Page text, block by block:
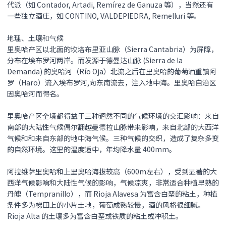
代派（如 Contador, Artadi, Remírez de Ganuza 等），当然还有
一些独立酒庄，如 CONTINO, VALDEPIEDRA, Remelluri 等。
地理、土壤和气候
里奥哈产区以北面的坎塔布里亚山脉（Sierra Cantabria）为屏障，
分布在埃布罗河两岸。而发源于德曼达山脉 (Sierra de la
Demanda) 的奥哈河（Río Oja）北流之后在里奥哈的葡萄酒重镇阿
罗（Haro）流入埃布罗河,向东南流去，注入地中海。里奥哈自治区
因奥哈河而得名。
里奥哈产区全境都得益于三种迥然不同的气候环境的交汇影响：来自
南部的大陆性气候偶尔翻越曼德拉山脉带来影响，来自北部的大西洋
气候和和来自东部的地中海气候。三种气候的交织，造成了复杂多变
的自然环境。这里的温度适中，年均降水量 400mm。
阿拉维萨里奥哈和上里奥哈海拔较高（600m左右），受到显著的大
西洋气候影响和大陆性气候的影响，气候凉爽，非常适合种植早熟的
丹魄（Tempranillo），而 Rioja Alavesa 为富含白垩的粘土，种植
条件多为梯田上的小片土地，葡萄成熟较慢，酒的风格很细腻。
Rioja Alta 的土壤多为富含白垩或铁质的粘土或冲积土。